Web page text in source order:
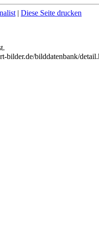
| Diese Seite drucken
bilder.de/bilddatenbank/